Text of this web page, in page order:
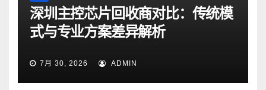
深圳主控芯片回收商对比：传统模
式与专业方案差异解析
7月 30, 2026 ADMIN